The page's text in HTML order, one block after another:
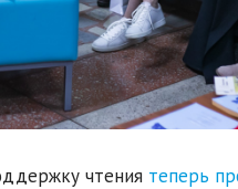
чтения теперь